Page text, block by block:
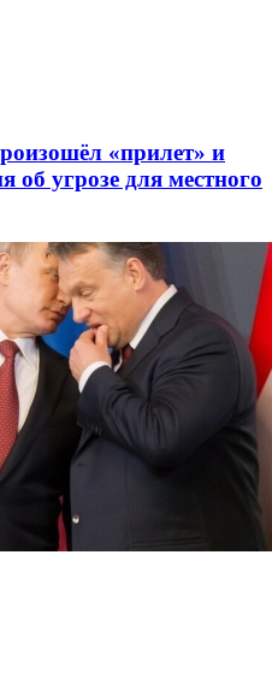
«прилет» и
об угрозе для местного